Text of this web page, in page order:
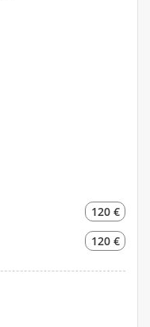
120 €
120 €